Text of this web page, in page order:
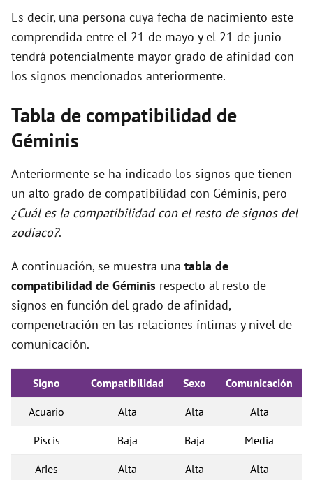
Es decir, una persona cuya fecha de nacimiento este
comprendida entre el 21 de mayo y el 21 de junio
tendrá potencialmente mayor grado de afinidad con
los signos mencionados anteriormente.
Tabla de compatibilidad de
Géminis
Anteriormente se ha indicado los signos que tienen
un alto grado de compatibilidad con Géminis, pero
¿Cuál es la compatibilidad con el resto de signos del
zodiaco?.
A continuación, se muestra una tabla de
compatibilidad de Géminis respecto al resto de
signos en función del grado de afinidad,
compenetración en las relaciones íntimas y nivel de
comunicación.
Signo Compatibilidad Sexo Comunicación
Acuario Alta Alta Alta
Piscis Baja Baja Media
Aries Alta Alta Alta